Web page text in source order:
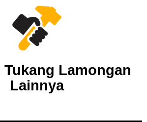
KELISTRIKAN
TALANG/ATAP
PARABOLA